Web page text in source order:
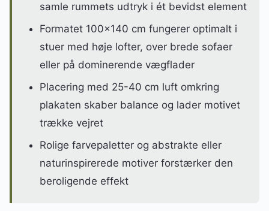
samle rummets udtryk i ét bevidst element
Formatet 100×140 cm fungerer optimalt i
stuer med høje lofter, over brede sofaer
eller på dominerende vægflader
Placering med 25-40 cm luft omkring
plakaten skaber balance og lader motivet
trække vejret
Rolige farvepaletter og abstrakte eller
naturinspirerede motiver forstærker den
beroligende effekt